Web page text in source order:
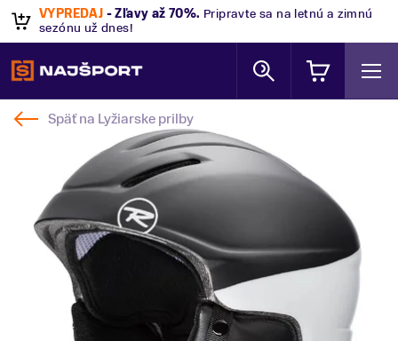
VÝPREDAJ - Zľavy až 70%. Pripravte sa na letnú a zimnú
sezónu už dnes!
Späť na Lyžiarske prilby